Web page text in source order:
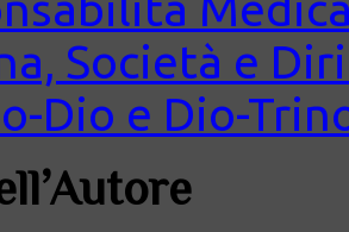
Società e
Dio e Dio-